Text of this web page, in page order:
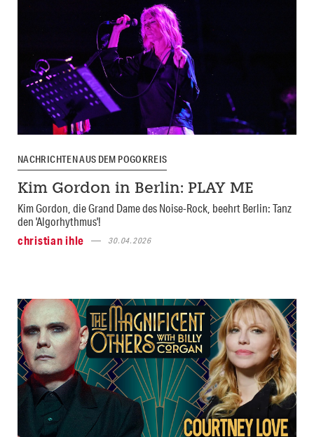
NACHRICHTEN AUS DEM POGOKREIS
Kim Gordon in Berlin: PLAY ME
Kim Gordon, die Grand Dame des Noise-Rock, beehrt Berlin: Tanz
den 'Algorhythmus'!
christian ihle
30.04.2026